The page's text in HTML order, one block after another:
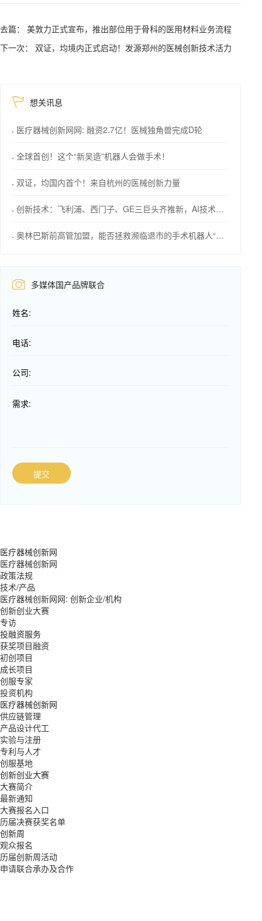
去篇： 美敦力正式宣布，推出部位用于骨科的医用材料业务流程
下一次： 双证，均境内正式启动！发源郑州的医械创新技术活力
想关讯息
医疗器械创新网网: 融资2.7亿！医械独角兽完成D轮
全球首创！这个“新吴造”机器人会做手术！
双证，均国内首个！来自杭州的医械创新力量
创新技术：飞利浦、西门子、GE三巨头齐推新，AI技术成焦点！
奥林巴斯前高管加盟，能否拯救濒临退市的手术机器人“独角兽”？
多媒体国产品牌联合
姓名:
电话:
公司:
需求:
提交
医疗器械创新网
医疗器械创新网
政策法规
技术/产品
医疗器械创新网网: 创新企业/机构
创新创业大赛
专访
投融资服务
获奖项目融资
初创项目
成长项目
创服专家
投资机构
医疗器械创新网
供应链管理
产品设计代工
实验与注册
专利与人才
创服基地
创新创业大赛
大赛简介
最新通知
大赛报名入口
历届决赛获奖名单
创新周
观众报名
历届创新周活动
申请联合承办及合作